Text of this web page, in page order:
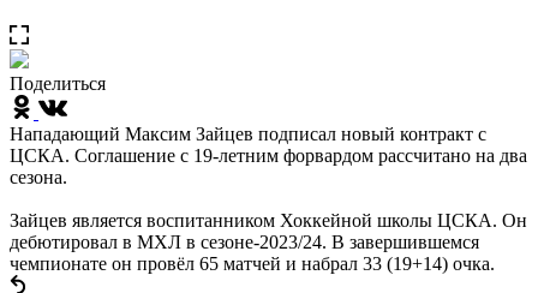
Поделиться
Нападающий Максим Зайцев подписал новый контракт с
ЦСКА. Соглашение с 19-летним форвардом рассчитано на два
сезона.
Зайцев является воспитанником Хоккейной школы ЦСКА. Он
дебютировал в МХЛ в сезоне-2023/24. В завершившемся
чемпионате он провёл 65 матчей и набрал 33 (19+14) очка.